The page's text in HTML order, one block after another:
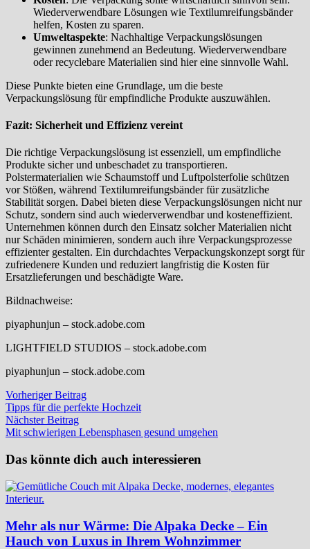
Wiederverwendbare Lösungen wie Textilumreifungsbänder
helfen, Kosten zu sparen.
Umweltaspekte: Nachhaltige Verpackungslösungen
gewinnen zunehmend an Bedeutung. Wiederverwendbare
oder recyclebare Materialien sind hier eine sinnvolle Wahl.
Diese Punkte bieten eine Grundlage, um die beste
Verpackungslösung für empfindliche Produkte auszuwählen.
Fazit: Sicherheit und Effizienz vereint
Die richtige Verpackungslösung ist essenziell, um empfindliche
Produkte sicher und unbeschadet zu transportieren.
Polstermaterialien wie Schaumstoff und Luftpolsterfolie schützen
vor Stößen, während Textilumreifungsbänder für zusätzliche
Stabilität sorgen. Dabei bieten diese Verpackungslösungen nicht nur
Schutz, sondern sind auch wiederverwendbar und kosteneffizient.
Unternehmen können durch den Einsatz solcher Materialien nicht
nur Schäden minimieren, sondern auch ihre Verpackungsprozesse
effizienter gestalten. Ein durchdachtes Verpackungskonzept sorgt für
zufriedenere Kunden und reduziert langfristig die Kosten für
Ersatzlieferungen und beschädigte Ware.
Bildnachweise:
piyaphunjun – stock.adobe.com
LIGHTFIELD STUDIOS – stock.adobe.com
piyaphunjun – stock.adobe.com
Beitragsnavigation
Vorheriger BeitragVorheriger
Beitrag:
Tipps für die perfekte Hochzeit
Nächster BeitragNächster
Beitrag:
Mit schwierigen Lebensphasen gesund umgehen
Das könnte dich auch interessieren
Mehr als nur Wärme: Die Alpaka Decke – Ein
Hauch von Luxus in Ihrem Wohnzimmer